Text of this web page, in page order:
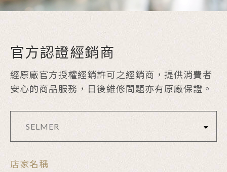
官方認證經銷商
經原廠官方授權經銷許可之經銷商，提供消費者
安心的商品服務，日後維修問題亦有原廠保證。
SELMER
店家名稱